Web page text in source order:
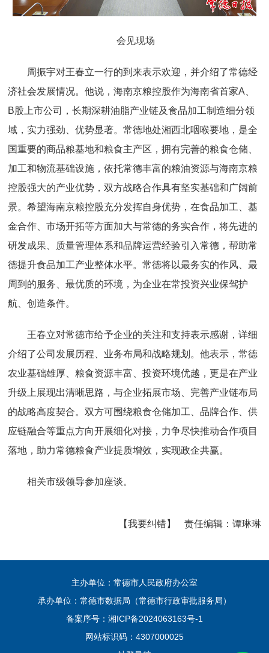
会见现场
周振宇对王春立一行的到来表示欢迎，并介绍了常德经
济社会发展情况。他说，海南京粮控股作为海南省首家A、
B股上市公司，长期深耕油脂产业链及食品加工制造细分领
域，实力强劲、优势显著。常德地处湘西北咽喉要地，是全
国重要的商品粮基地和粮食主产区，拥有完善的粮食仓储、
加工和物流基础设施，依托常德丰富的粮油资源与海南京粮
控股强大的产业优势，双方战略合作具有坚实基础和广阔前
景。希望海南京粮控股充分发挥自身优势，在食品加工、基
金合作、市场开拓等方面加大与常德的务实合作，将先进的
研发成果、质量管理体系和品牌运营经验引入常德，帮助常
德提升食品加工产业整体水平。常德将以最务实的作风、最
周到的服务、最优质的环境，为企业在常投资兴业保驾护
航、创造条件。
王春立对常德市给予企业的关注和支持表示感谢，详细
介绍了公司发展历程、业务布局和战略规划。他表示，常德
农业基础雄厚、粮食资源丰富、投资环境优越，更是在产业
升级上展现出清晰思路，与企业拓展市场、完善产业链布局
的战略高度契合。双方可围绕粮食仓储加工、品牌合作、供
应链融合等重点方向开展细化对接，力争尽快推动合作项目
落地，助力常德粮食产业提质增效，实现政企共赢。
相关市级领导参加座谈。
【我要纠错】 责任编辑： 谭琳琳
主办单位：常德市人民政府办公室
承办单位：常德市数据局（常德市行政审批服务局）
备案序号： 湘ICP备2024063163号-1
网站标识码：4307000025